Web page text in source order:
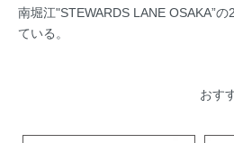
南堀江"STEWARDS LANE OSAKA”
ている。
おす